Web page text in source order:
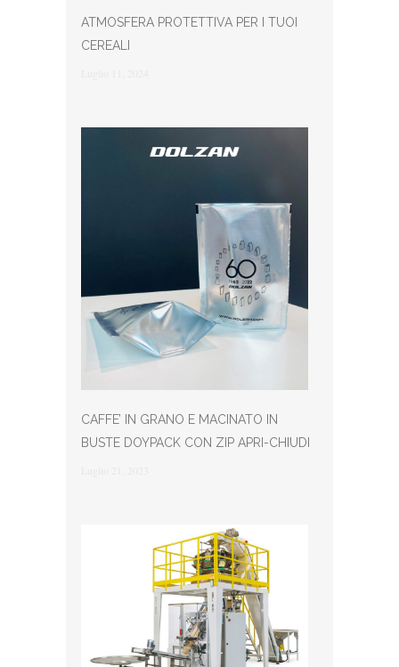
ATMOSFERA PROTETTIVA PER I TUOI
CEREALI
CAFFE’ IN GRANO E MACINATO IN
BUSTE DOYPACK CON ZIP APRI-CHIUDI